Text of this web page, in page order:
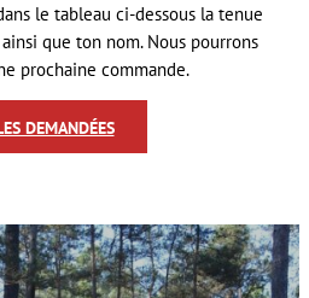
le tableau ci-dessous la tenue
que ton nom. Nous pourrons
prochaine commande.
DEMANDÉES